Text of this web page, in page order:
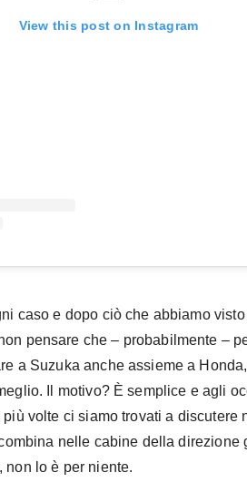
View this post on Instagram
caso e dopo ciò che abbiamo visto
pensare che – probabilmente –
a Suzuka anche assieme a
Il motivo? È semplice e agli
volte ci siamo trovati a discutere
nelle cabine della direzione
non lo è per niente.